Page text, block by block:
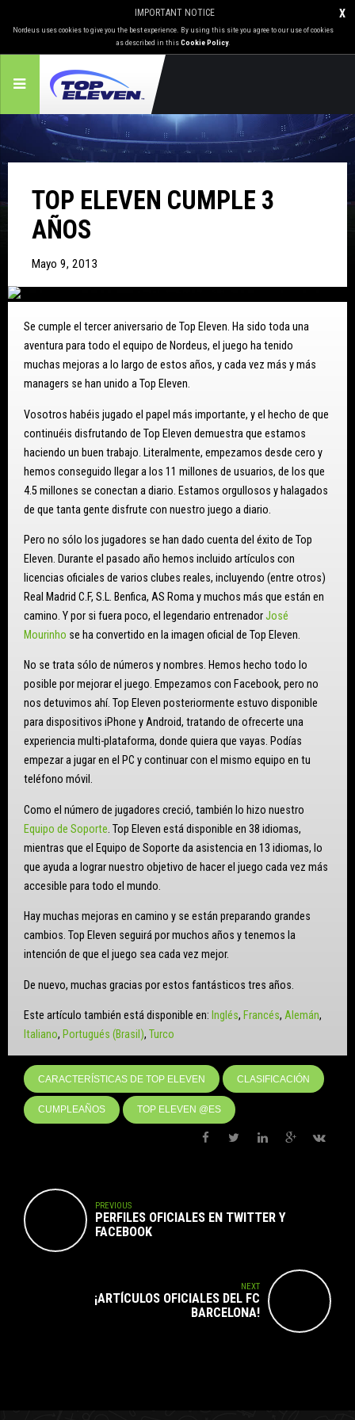
X
IMPORTANT NOTICE
Nordeus uses cookies to give you the best experience. By using this site you agree to our use of cookies
as described in thisCookie Policy.
TOP ELEVEN CUMPLE 3
AÑOS
Mayo 9, 2013
Se cumple el tercer aniversario de Top Eleven. Ha sido toda una
aventura para todo el equipo de Nordeus, el juego ha tenido
muchas mejoras a lo largo de estos años, y cada vez más y más
managers se han unido a Top Eleven.
Vosotros habéis jugado el papel más importante, y el hecho de que
continuéis disfrutando de Top Eleven demuestra que estamos
haciendo un buen trabajo. Literalmente, empezamos desde cero y
hemos conseguido llegar a los 11 millones de usuarios, de los que
4.5 millones se conectan a diario. Estamos orgullosos y halagados
de que tanta gente disfrute con nuestro juego a diario.
Pero no sólo los jugadores se han dado cuenta del éxito de Top
Eleven. Durante el pasado año hemos incluido artículos con
licencias oficiales de varios clubes reales, incluyendo (entre otros)
Real Madrid C.F, S.L. Benfica, AS Roma y muchos más que están en
camino. Y por si fuera poco, el legendario entrenadorJosé
Mourinho se ha convertido en la imagen oficial de Top Eleven.
No se trata sólo de números y nombres. Hemos hecho todo lo
posible por mejorar el juego. Empezamos con Facebook, pero no
nos detuvimos ahí. Top Eleven posteriormente estuvo disponible
para dispositivos iPhone y Android, tratando de ofrecerte una
experiencia multi-plataforma, donde quiera que vayas. Podías
empezar a jugar en el PC y continuar con el mismo equipo en tu
teléfono móvil.
Como el número de jugadores creció, también lo hizo nuestro
Equipo de Soporte. Top Eleven está disponible en 38 idiomas,
mientras que el Equipo de Soporte da asistencia en 13 idiomas, lo
que ayuda a lograr nuestro objetivo de hacer el juego cada vez más
accesible para todo el mundo.
Hay muchas mejoras en camino y se están preparando grandes
cambios. Top Eleven seguirá por muchos años y tenemos la
intención de que el juego sea cada vez mejor.
De nuevo, muchas gracias por estos fantásticos tres años.
Este artículo también está disponible en: Inglés Francés Alemán
Italiano Portugués (Brasil) Turco
CARACTERÍSTICAS DE TOP ELEVEN CLASIFICACIÓN
CUMPLEAÑOS TOP ELEVEN @ES
PREVIOUS
PERFILES OFICIALES EN TWITTER Y
FACEBOOK
NEXT
¡ARTÍCULOS OFICIALES DEL FC
BARCELONA!